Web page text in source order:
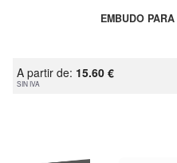
EMBUDO
A partir de: 15.60 €
SIN IVA